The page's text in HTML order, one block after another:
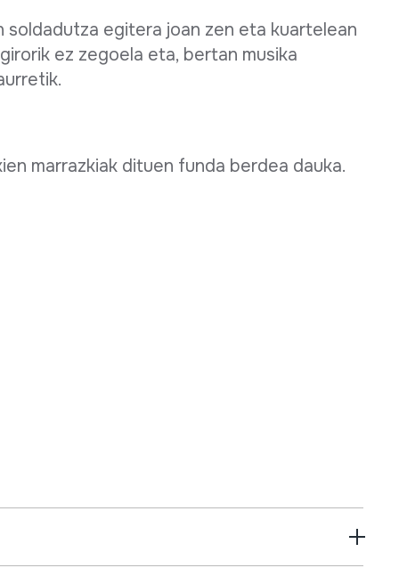
soldadutza egitera joan zen eta kuartelean
ez zegoela eta, bertan musika
marrazkiak dituen funda berdea dauka.